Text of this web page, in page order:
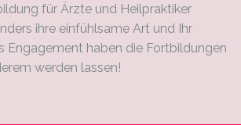
für Ärzte und Heilpraktiker
ihre einfühlsame Art und Ihr
Engagement haben die Fortbildungen
werden lassen!